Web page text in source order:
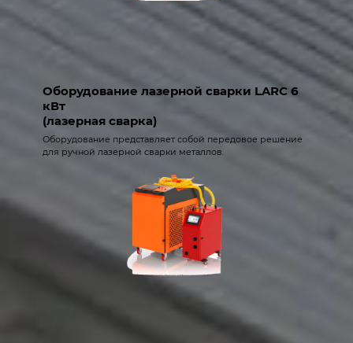
Оборудование лазерной сварки LARC 6
кВт
(лазерная сварка)
Оборудование представляет собой передовое решение
для ручной лазерной сварки металлов.